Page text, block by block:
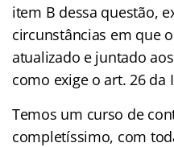
item B dessa questão,
circunstâncias em que
atualizado e juntado
como exige o art. 26 da
Temos um curso de
completíssimo, com